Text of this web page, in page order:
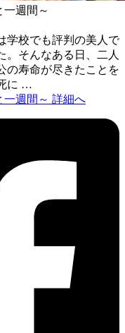
週間～
学校でも評判の美人で
。そんなある日、二人
の寿命が尽きたことを
に …
週間～ 詳細へ